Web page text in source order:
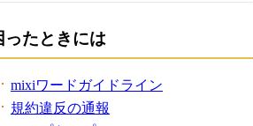
ったときには
mixiワードガイドライン
規約違反の通報